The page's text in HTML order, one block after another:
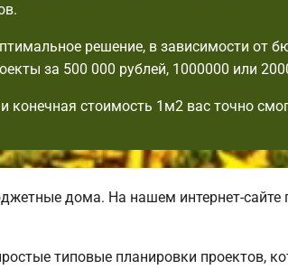
решение, в зависимости от
за 500 000 рублей, 1000000 или
конечная стоимость 1м2 вас точно
дома. На нашем интернет-сайте
типовые планировки проектов,